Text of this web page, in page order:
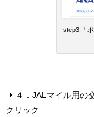
step3.「
４．JALマイル用の
クリック